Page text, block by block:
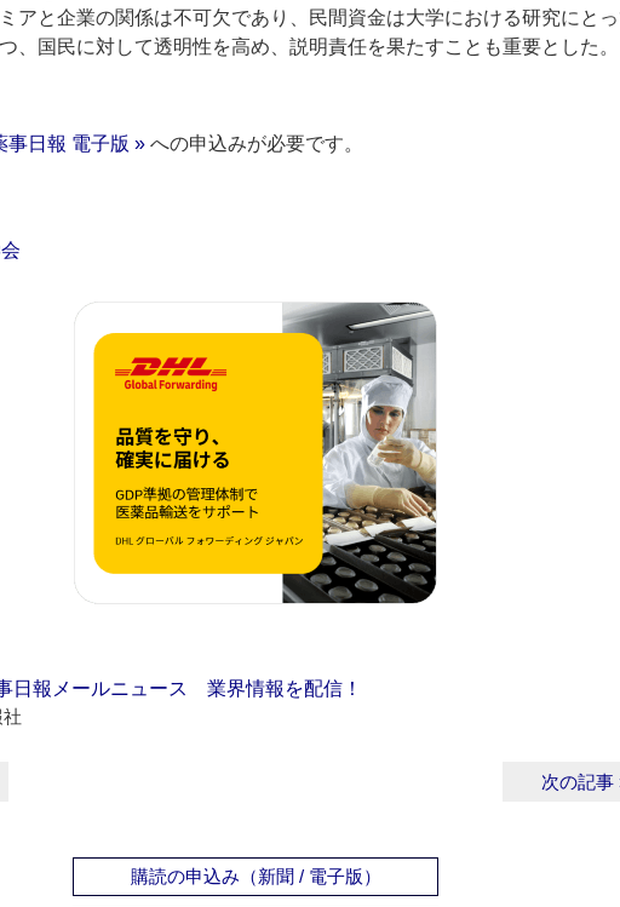
アと企業の関係は不可欠であり、民間資金は大学における研究にと
、国民に対して透明性を高め、説明責任を果たすことも重要とした。
事日報 電子版 » への申込みが必要です。
報メールニュース 業界情報を配信！
次の記事
購読の申込み（新聞 / 電子版）